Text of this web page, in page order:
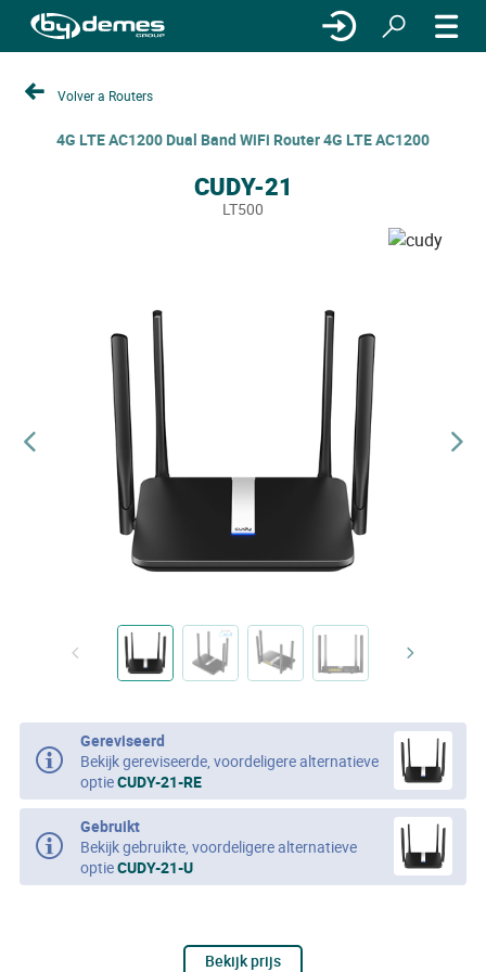
Volver a Routers
4G LTE AC1200 Dual Band WiFi Router 4G LTE AC1200
CUDY-21
LT500
Gereviseerd
Bekijk gereviseerde, voordeligere alternatieve
optieCUDY-21-RE
Gebruikt
Bekijk gebruikte, voordeligere alternatieve
optieCUDY-21-U
Bekijk prijs